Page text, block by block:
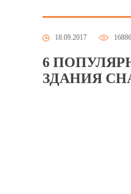
18.09.2017
6
ЗДАНИЯ